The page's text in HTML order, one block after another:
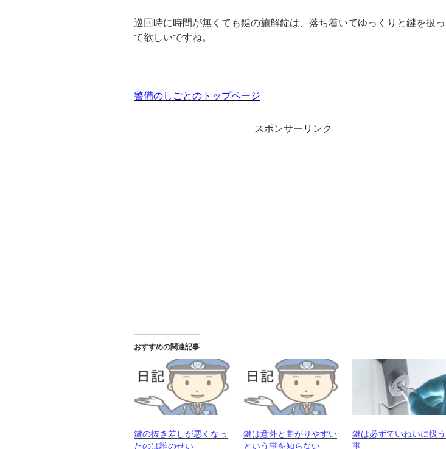
巡回時に時間が無くても鍵の施解錠は、落ち着いてゆっくりと鍵を扱っ
て欲しいですね。
警備のしごとのトップページ
スポンサーリンク
おすすめの関連記事
鍵の抜き差しが悪くなっ
たのは誰のせい
鍵は意外と曲がりやすい
という事を知らない
鍵は必ずていねいに扱う
事